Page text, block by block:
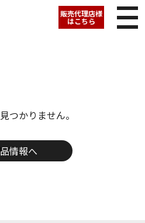
販売代理店様
はこちら
つかりません。
情報へ